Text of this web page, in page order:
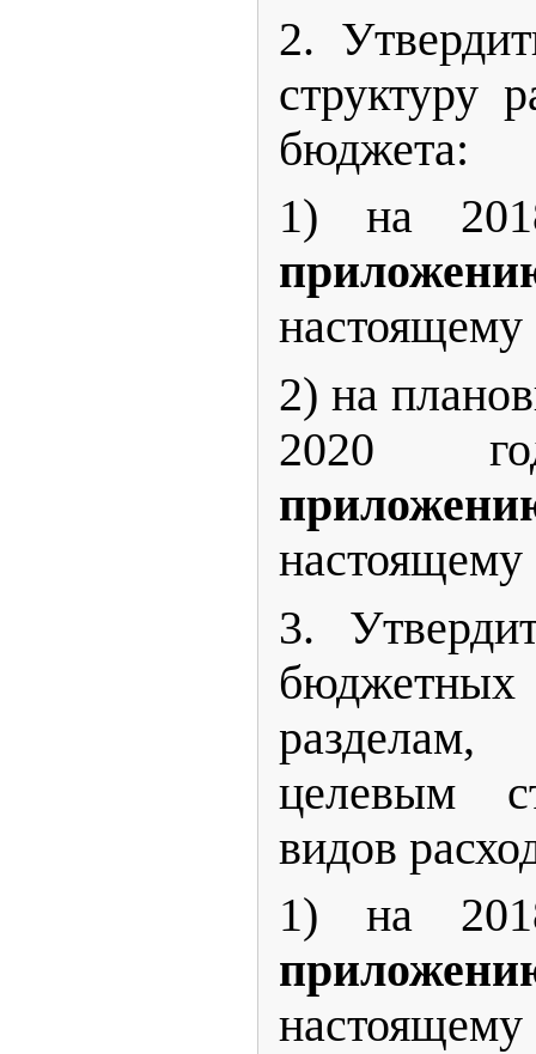
2.
структуру
бюджета:
1) на
2) на
2020
3.
бюджетных
целевым
видов
1) на